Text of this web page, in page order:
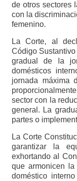
de otros sectores
con la
femenino.
La Corte, al
Código
gradual de la
domésticos
jornada máxima
sector con la
general. La
partes o
La Corte
garantizar la
exhortando al
que armonicen
doméstico